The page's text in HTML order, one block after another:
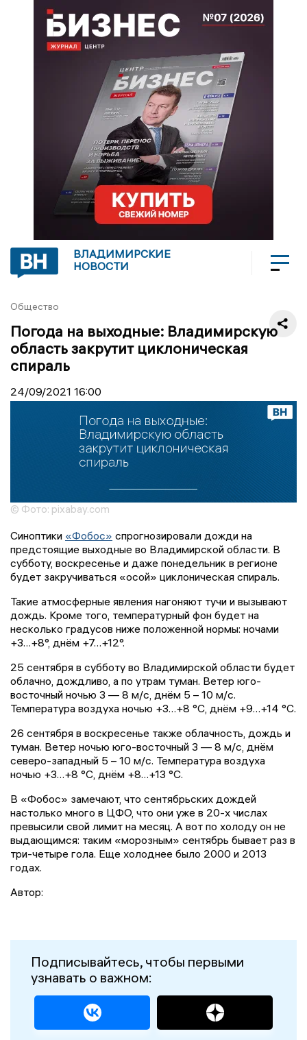
ВЛАДИМИРСКИЕ
НОВОСТИ
Общество
Погода на выходные: Владимирскую
область закрутит циклоническая
спираль
24/09/2021 16:00
© Фото: pixabay.com
Синоптики «Фобос» спрогнозировали дожди на
предстоящие выходные во Владимирской области. В
субботу, воскресенье и даже понедельник в регионе
будет закручиваться «осой» циклоническая спираль.
Такие атмосферные явления нагоняют тучи и вызывают
дождь. Кроме того, температурный фон будет на
несколько градусов ниже положенной нормы: ночами
+3…+8°, днём +7…+12°.
25 сентября в субботу во Владимирской области будет
облачно, дождливо, а по утрам туман. Ветер юго-
восточный ночью 3 — 8 м/с, днём 5 – 10 м/с.
Температура воздуха ночью +3…+8 °C, днём +9…+14 °C.
26 сентября в воскресенье также облачность, дождь и
туман. Ветер ночью юго-восточный 3 — 8 м/с, днём
северо-западный 5 – 10 м/с. Температура воздуха
ночью +3…+8 °C, днём +8…+13 °C.
В «Фобос» замечают, что сентябрьских дождей
настолько много в ЦФО, что они уже в 20-х числах
превысили свой лимит на месяц. А вот по холоду он не
выдающимся: таким «морозным» сентябрь бывает раз в
три-четыре гола. Еще холоднее было 2000 и 2013
годах.
Автор:
Подписывайтесь, чтобы первыми
узнавать о важном: